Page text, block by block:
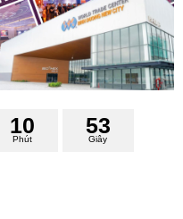
Phút
10
Giây
53